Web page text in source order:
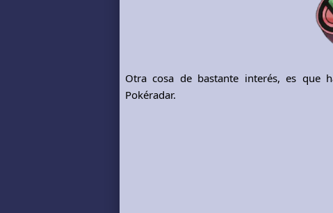
Otra cosa de bastante interés, es que
Pokéradar.